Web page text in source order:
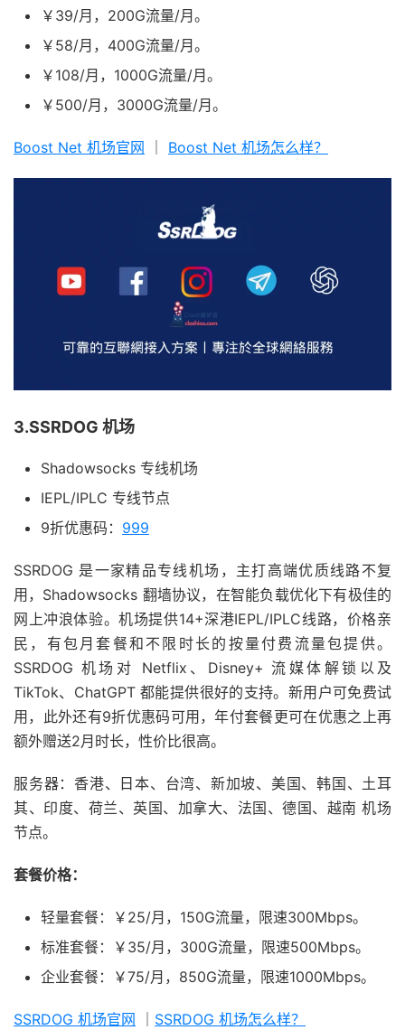
￥39/月，200G流量/月。
￥58/月，400G流量/月。
￥108/月，1000G流量/月。
￥500/月，3000G流量/月。
Boost Net 机场官网 Boost Net 机场怎么样？
3.SSRDOG 机场
Shadowsocks 专线机场
IEPL/IPLC 专线节点
9折优惠码： 999
SSRDOG 是一家精品专线机场，主打高端优质线路不复
用，Shadowsocks 翻墙协议，在智能负载优化下有极佳的
网上冲浪体验。机场提供14+深港IEPL/IPLC线路，价格亲
民，有包月套餐和不限时长的按量付费流量包提供。
SSRDOG 机场对 Netflix、Disney+ 流媒体解锁以及
TikTok、ChatGPT 都能提供很好的支持。新用户可免费试
用，此外还有9折优惠码可用，年付套餐更可在优惠之上再
额外赠送2月时长，性价比很高。
服务器：香港、日本、台湾、新加坡、美国、韩国、土耳
其、印度、荷兰、英国、加拿大、法国、德国、越南 机场
节点。
套餐价格：
轻量套餐：￥25/月，150G流量，限速300Mbps。
标准套餐：￥35/月，300G流量，限速500Mbps。
企业套餐：￥75/月，850G流量，限速1000Mbps。
SSRDOG 机场官网 SSRDOG 机场怎么样？